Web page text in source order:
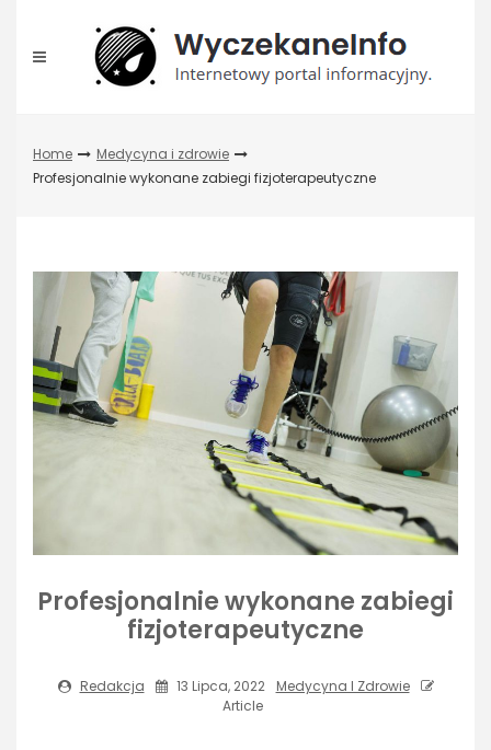
content
Home
Medycyna i zdrowie
Profesjonalnie wykonane zabiegi fizjoterapeutyczne
Profesjonalnie wykonane zabiegi
fizjoterapeutyczne
Redakcja 13 Lipca, 2022
Medycyna I Zdrowie
Article